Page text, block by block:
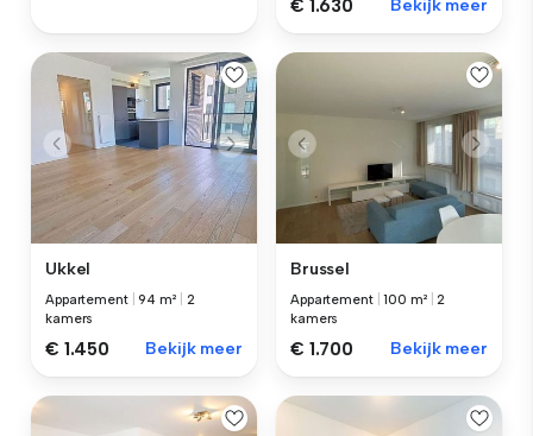
€ 1.630 Bekijk meer
Ukkel
Appartement |94 m²
2
kamers
€ 1.450 Bekijk meer
Brussel
Appartement |100 m² |2
kamers
€ 1.700 Bekijk meer